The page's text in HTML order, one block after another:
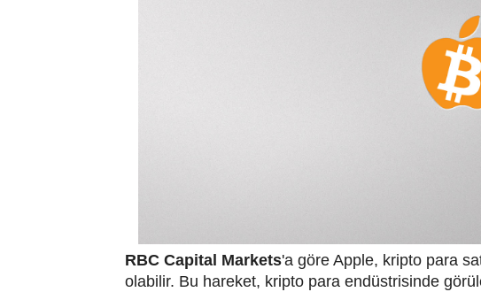
RBC Capital Markets'a göre Apple, kripto para
olabilir. Bu hareket, kripto para endüstrisinde